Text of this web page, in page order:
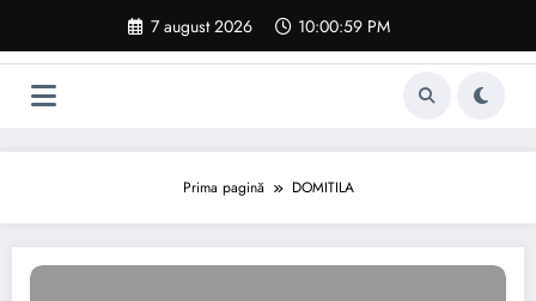
conținut
7 august 2026 10:01:00 PM
Prima pagină DOMITILA